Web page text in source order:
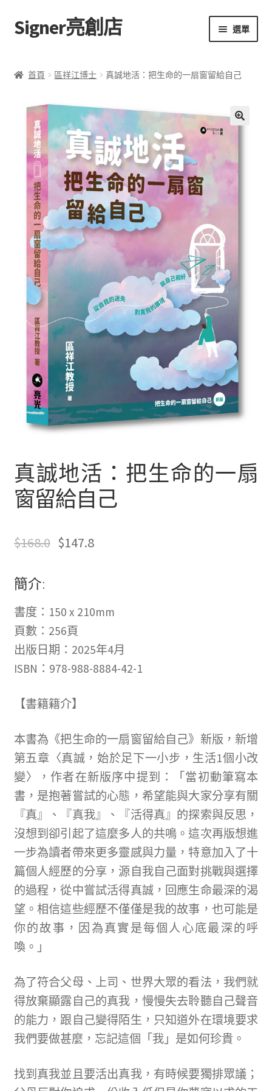
跳
至
覽
跳
至
要
Signer亮創店 選單
學校選書（小學）
學校選書（中學）
「此時此地 看見亮光」2025特展
網上書店
無紙書
文創
聯絡我們+郵費
海外訂購書籍
登入
首頁 區祥江博士 真誠地活：把生命的一扇窗留給自己
真誠地活：把生命的一扇
窗留給自己
$168.0 $147.8
簡介:
書度：150 x 210mm
頁數：256頁
出版日期：2025年4月
ISBN：978-988-8884-42-1
【書籍籍介】
本書為《把生命的一扇窗留給自己》新版，新增
第五章〈真誠，始於足下一小步，生活1個小改
變〉，作者在新版序中提到：「當初動筆寫本
書，是抱著嘗試的心態，希望能與大家分享有關
『真』、『真我』、『活得真』的探索與反思，
沒想到卻引起了這麼多人的共鳴。這次再版想進
一步為讀者帶來更多靈感與力量，特意加入了十
篇個人經歷的分享，源自我自己面對挑戰與選擇
的過程，從中嘗試活得真誠，回應生命最深的渴
望。相信這些經歷不僅僅是我的故事，也可能是
你的故事，因為真實是每個人心底最深的呼
喚。」
為了符合父母、上司、世界大眾的看法，我們就
得放棄顯露自己的真我，慢慢失去聆聽自己聲音
的能力，跟自己變得陌生，只知道外在環境要求
我們要做甚麼，忘記這個「我」是如何珍貴。
找到真我並且要活出真我，有時候要獨排眾議；